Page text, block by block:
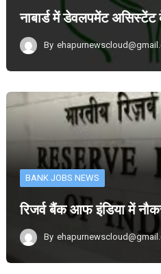
नाबार्ड में डेवलपमेंट
By
BANK JOBS NEWS
रिजर्व बैंक आफ इंडिया में
By